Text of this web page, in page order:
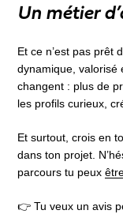
Un métier
Et ce n’est pas prêt
dynamique, valorisé
changent : plus de
les profils curieux,
Et surtout, crois en
dans ton projet.
parcours tu peux
👉 Tu veux un avis